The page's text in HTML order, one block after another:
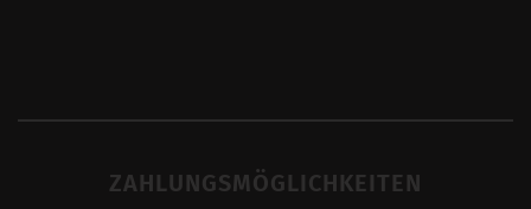
ZAHLUNGSMÖGLICHKEITEN